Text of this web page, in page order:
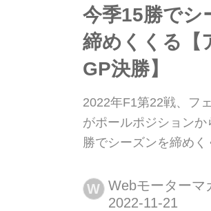
今季15勝でシ
締めくくる【
GP決勝】
2022年F1第22戦、フ
がポールポジション
勝でシーズンを締めく
戦最終戦アブダビGP
リーナ・サーキットで
W Webモーターマ